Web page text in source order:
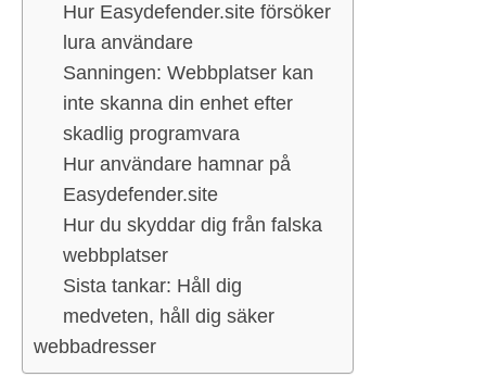
Hur Easydefender.site försöker
lura användare
Sanningen: Webbplatser kan
inte skanna din enhet efter
skadlig programvara
Hur användare hamnar på
Easydefender.site
Hur du skyddar dig från falska
webbplatser
Sista tankar: Håll dig
medveten, håll dig säker
webbadresser